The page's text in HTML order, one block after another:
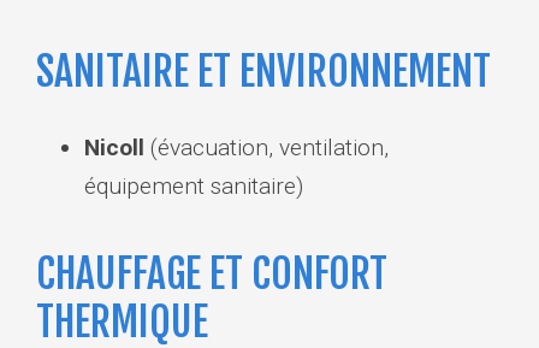
SANITAIRE ET ENVIRONNEMENT
Nicoll (évacuation, ventilation,
équipement sanitaire)
CHAUFFAGE ET CONFORT
THERMIQUE